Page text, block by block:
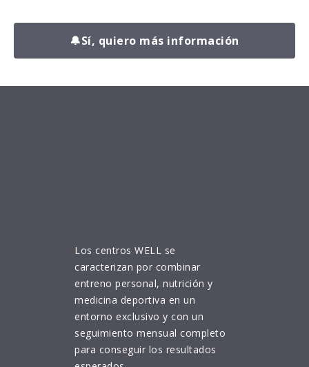
🔔Sí, quiero más información
Los centros WELL se
caracterizan por combinar
entreno personal, nutrición y
medicina deportiva en un
entorno exclusivo y con un
seguimiento mensual completo
para conseguir los resultados